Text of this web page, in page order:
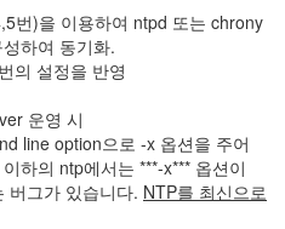
번)을 이용하여 ntpd 또는 chrony
하여 동기화.
의 설정을 반영
운영 시
line option으로 -x 옵션을 주어
하의 ntp에서는 ***-x*** 옵션이
버그가 있습니다. NTP를 최신으로